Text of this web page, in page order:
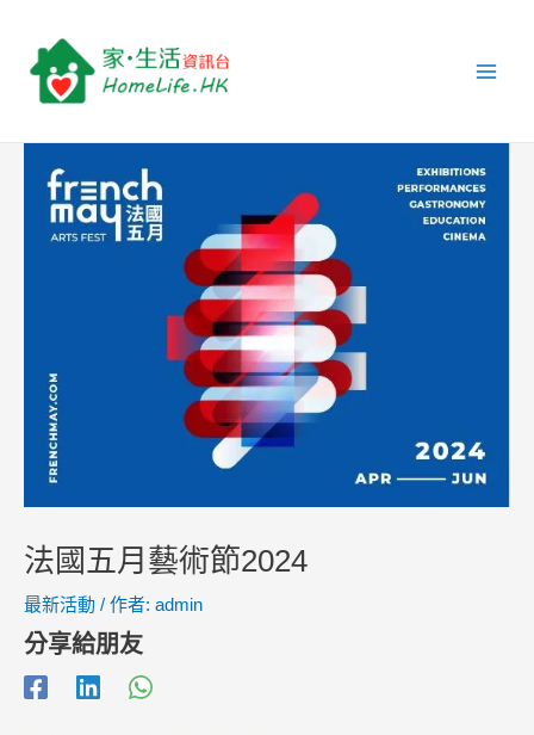
法國五月藝術節2024
最新活動 / 作者: admin
分享給朋友
navigation